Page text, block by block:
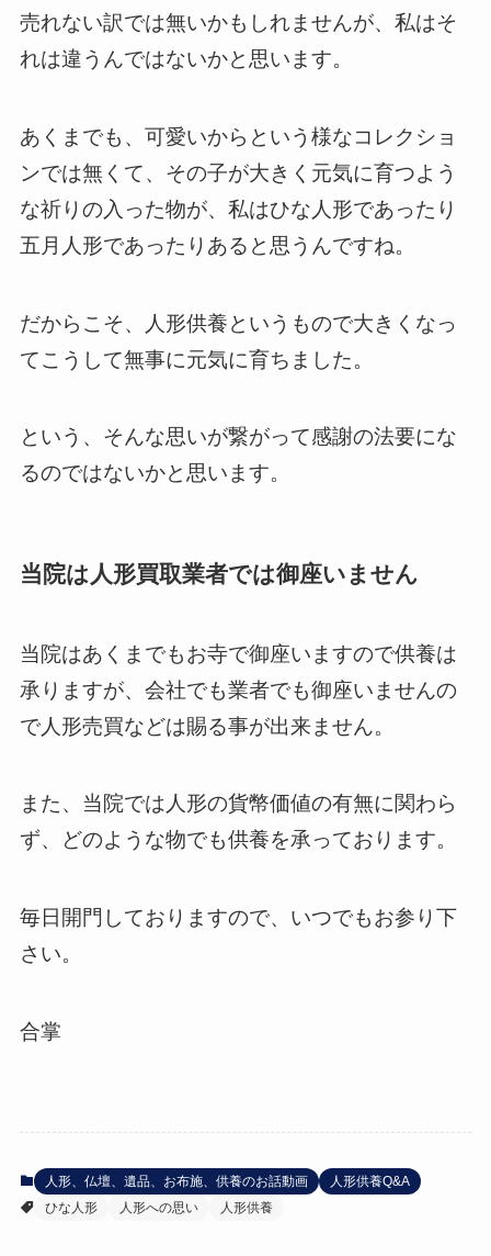
売れない訳では無いかもしれませんが、私はそ
れは違うんではないかと思います。
あくまでも、可愛いからという様なコレクショ
ンでは無くて、その子が大きく元気に育つよう
な祈りの入った物が、私はひな人形であったり
五月人形であったりあると思うんですね。
だからこそ、人形供養というもので大きくなっ
てこうして無事に元気に育ちました。
という、そんな思いが繋がって感謝の法要にな
るのではないかと思います。
当院は人形買取業者では御座いません
当院はあくまでもお寺で御座いますので供養は
承りますが、会社でも業者でも御座いませんの
で人形売買などは賜る事が出来ません。
また、当院では人形の貨幣価値の有無に関わら
ず、どのような物でも供養を承っております。
毎日開門しておりますので、いつでもお参り下
さい。
合掌
人形、仏壇、遺品、お布施、供養のお話動画
人形供養Q&A
ひな人形
人形への思い 人形供養